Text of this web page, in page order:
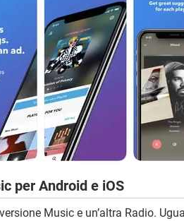
per Android e iOS
Music e un’altra Radio.